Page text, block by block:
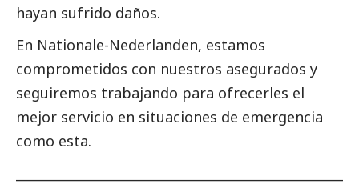
hayan sufrido daños.
En Nationale-Nederlanden, estamos
comprometidos con nuestros asegurados y
seguiremos trabajando para ofrecerles el
mejor servicio en situaciones de emergencia
como esta.